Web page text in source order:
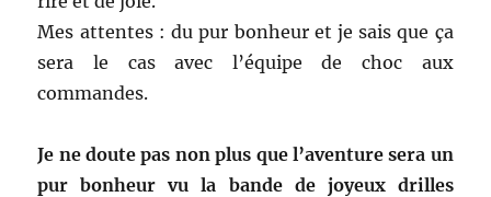
Mes attentes : du pur bonheur et je sais que ça
sera le cas avec l’équipe de choc aux
commandes.
Je ne doute pas non plus que l’aventure sera un
pur bonheur vu la bande de joyeux drilles